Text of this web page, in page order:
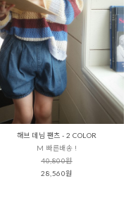
해브 데님 팬츠 - 2 COLOR
M 빠른배송 !
40,800원
28,560원